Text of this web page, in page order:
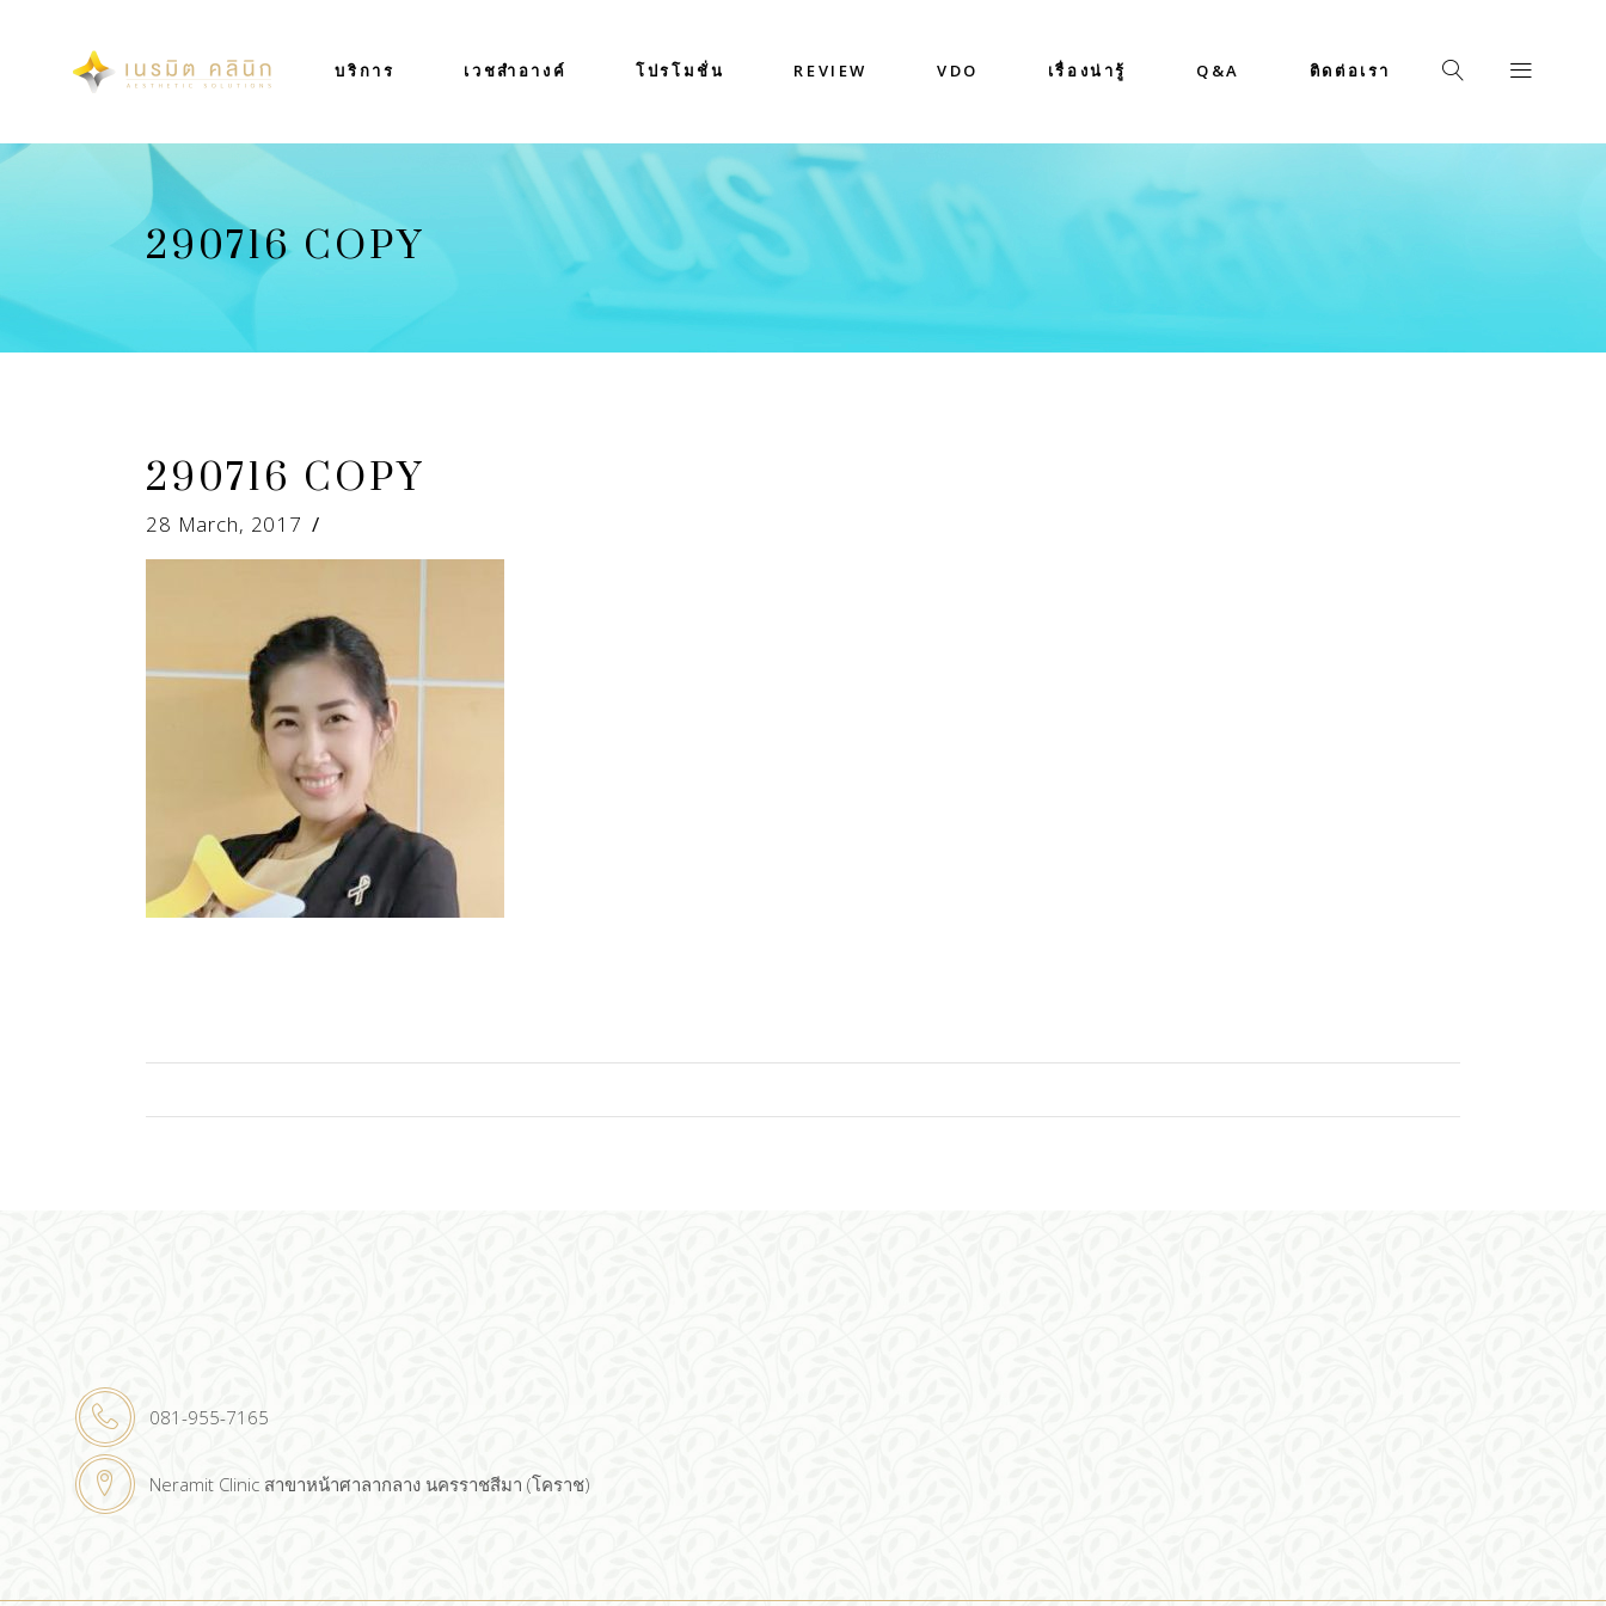
บริการ เวชสำอางค์ โปรโมชั่น REVIEW VDO เรื่องน่ารู้ Q&A ติดต่อเรา
290716 COPY
290716 COPY
28 March, 2017
081-955-7165
Neramit Clinic สาขาหน้าศาลากลาง นครราชสีมา (โคราช)